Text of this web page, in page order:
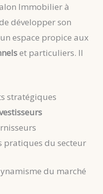
Immobilier à
développer son
espace propice aux
et particuliers. Il
stratégiques
pratiques du secteur
du marché